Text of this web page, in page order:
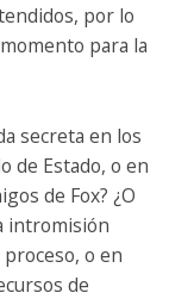
por lo
para la
secreta en los
de Estado, o en
de Fox? ¿O
intromisión
o en
de